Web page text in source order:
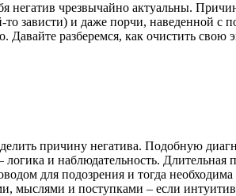
негатив чрезвычайно актуальны.
то зависти) и даже порчи,
Давайте разберемся, как очистить
причину негатива. Подобную
и наблюдательность.
для подозрения и тогда
мыслями и поступками – если